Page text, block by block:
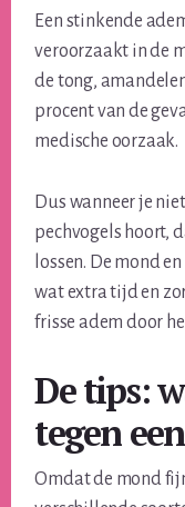
Een stinkende
veroorzaakt in de
de tong,
procent van de
medische oorzaak.
Dus wanneer je
pechvogels hoort,
lossen. De mond
wat extra tijd en
frisse adem door
De tips:
tegen
Omdat de mond